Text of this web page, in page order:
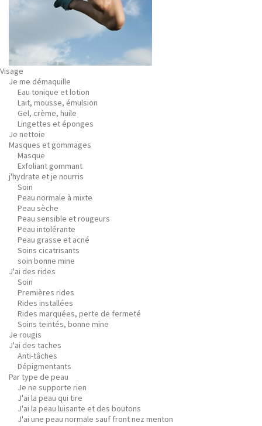
Visage
Je me démaquille
Eau tonique et lotion
Lait, mousse, émulsion
Gel, crème, huile
Lingettes et éponges
Je nettoie
Masques et gommages
Masque
Exfoliant gommant
j'hydrate et je nourris
Soin
Peau normale à mixte
Peau sèche
Peau sensible et rougeurs
Peau intolérante
Peau grasse et acné
Soins cicatrisants
soin bonne mine
J'ai des rides
Soin
Premières rides
Rides installées
Rides marquées, perte de fermeté
Soins teintés, bonne mine
Je rougis
J'ai des taches
Anti-tâches
Dépigmentants
Par type de peau
Je ne supporte rien
J'ai la peau qui tire
J'ai la peau luisante et des boutons
J'ai une peau normale sauf front nez menton